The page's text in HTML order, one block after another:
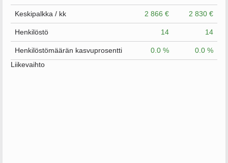
Keskipalkka / kk 2 866 € 2 830 €
Henkilöstö 14 14
Henkilöstömäärän kasvuprosentti 0.0 %
0.0 %
Liikevaihto